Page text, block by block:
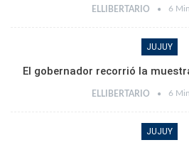
ELLIBERTARIO 6
JUJUY
El gobernador recorrió la
ELLIBERTARIO 6
JUJUY